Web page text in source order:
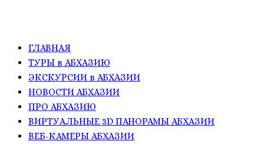
ГЛАВНАЯ
ТУРЫ в АБХАЗИЮ
ЭКСКУРСИИ в АБХАЗИИ
НОВОСТИ АБХАЗИИ
ПРО АБХАЗИЮ
ВИРТУАЛЬНЫЕ 3D ПАНОРАМЫ АБХАЗИИ
ВЕБ-КАМЕРЫ АБХАЗИИ